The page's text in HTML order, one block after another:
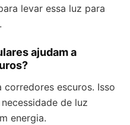
levar essa luz para
ajudam a
escuros. Isso
de luz
energia.